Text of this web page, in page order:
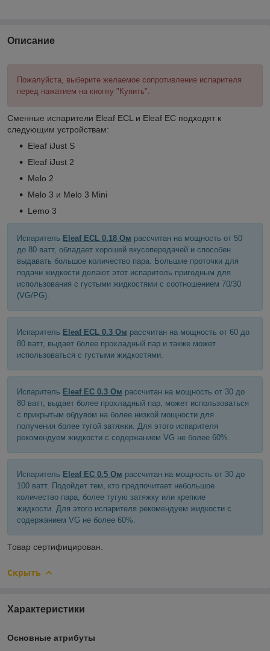
Описание
Пожалуйста, выберите желаемое сопротивление испарителя
перед нажатием на кнопку "Купить".
Сменные испарители Eleaf ECL и Eleaf EC подходят к
следующим устройствам:
Eleaf iJust S
Eleaf iJust 2
Melo 2
Melo 3 и Melo 3 Mini
Lemo 3
Испаритель Eleaf ECL 0.18 Ом рассчитан на мощность от 50
до 80 ватт, обладает хорошей вкусопередачей и способен
выдавать большое количество пара. Большие проточки для
подачи жидкости делают этот испаритель пригодным для
использования с густыми жидкостями с соотношением 70/30
(VG/PG).
Испаритель Eleaf ECL 0.3 Ом рассчитан на мощность от 60 до
80 ватт, выдает более прохладный пар и также может
использоваться с густыми жидкостями.
Испаритель Eleaf EC 0.3 Ом рассчитан на мощность от 30 до
80 ватт, выдает более прохладный пар, может использоваться
с прикрытым обдувом на более низкой мощности для
получения более тугой затяжки. Для этого испарителя
рекомендуем жидкости с содержанием VG не более 60%.
Испаритель Eleaf EC 0.5 Ом рассчитан на мощность от 30 до
100 ватт. Подойдет тем, кто предпочитает небольшое
количество пара, более тугую затяжку или крепкие
жидкости. Для этого испарителя рекомендуем жидкости с
содержанием VG не более 60%.
Товар сертифицирован.
Скрыть
Характеристики
Основные атрибуты